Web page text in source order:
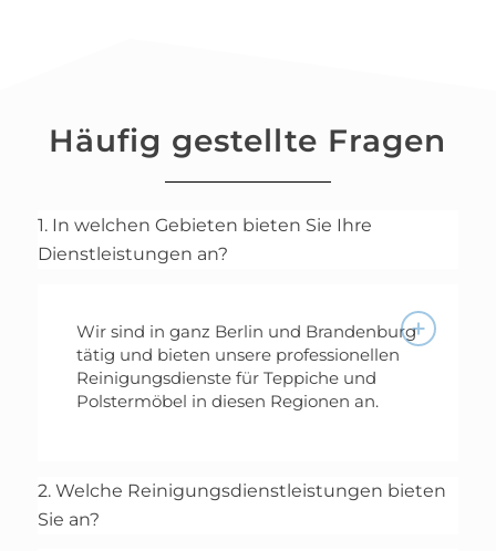
Häufig gestellte Fragen
1. In welchen Gebieten bieten Sie Ihre
Dienstleistungen an?
Wir sind in ganz Berlin und Brandenburg
tätig und bieten unsere professionellen
Reinigungsdienste für Teppiche und
Polstermöbel in diesen Regionen an.
2. Welche Reinigungsdienstleistungen bieten
Sie an?